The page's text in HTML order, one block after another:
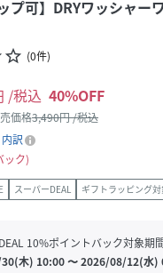
プ可】DRYワッシャー
star_border (0件)
/税込 40%OFF
価格3,490円 /税込
内訳
ック
スーパーDEAL ギフトラッピング対
10%ポイントバック対象期
木) 10:00〜2026/08/12(水)